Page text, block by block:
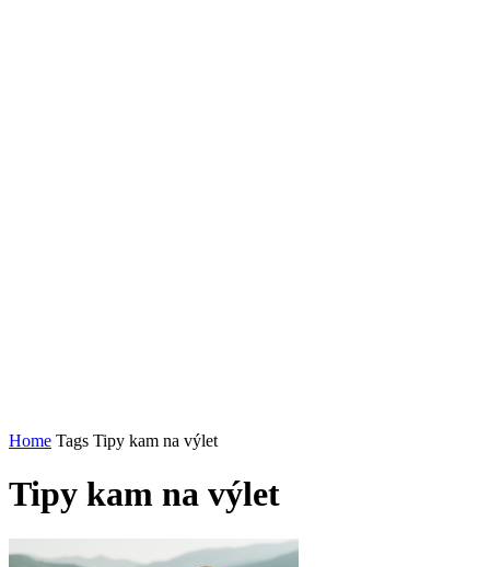
Home Tags Tipy kam na výlet
Tipy kam na výlet